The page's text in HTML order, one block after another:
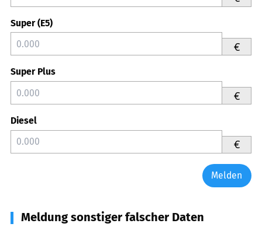
Super (E5)
€
Super Plus
€
Diesel
€
Melden
Meldung sonstiger falscher Daten